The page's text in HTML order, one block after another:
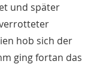
und später
hob sich der
ging fortan das